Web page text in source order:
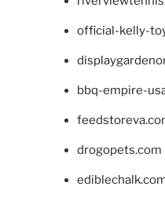
official-kelly-
bbq-empire-
drogopets.com